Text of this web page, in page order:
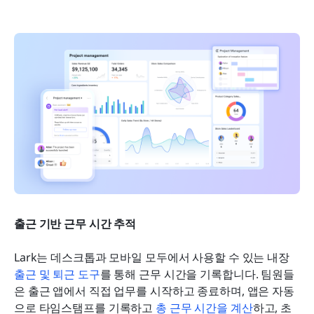
출근 기반 근무 시간 추적
Lark는 데스크톱과 모바일 모두에서 사용할 수 있는 내장
출근 및 퇴근 도구를 통해 근무 시간을 기록합니다. 팀원들
은 출근 앱에서 직접 업무를 시작하고 종료하며, 앱은 자동
으로 타임스탬프를 기록하고 총 근무 시간을 계산하고, 초